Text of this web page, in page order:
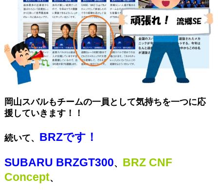
岡山スバルもチームの一員として気持ちを一つに応
援していきます！！
続いて、 BRZです！
SUBARU BRZGT300、 BRZ CNF
Concept、